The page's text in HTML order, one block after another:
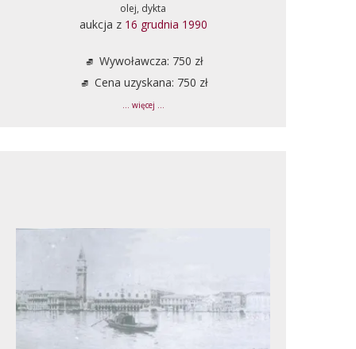
olej, dykta
aukcja z 16 grudnia 1990
Wywoławcza: 750 zł
Cena uzyskana: 750 zł
... więcej ...